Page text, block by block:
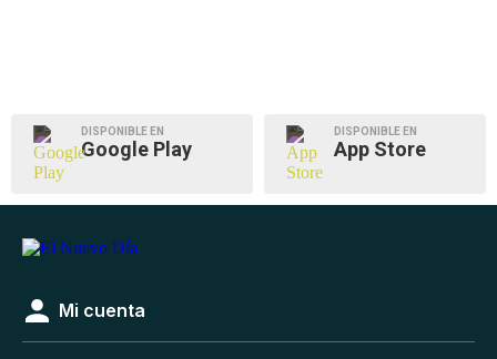
DISPONIBLE EN
Google Play
DISPONIBLE EN
App Store
Mi cuenta